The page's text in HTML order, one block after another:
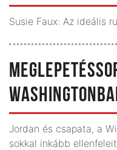
Susie Faux: Az ideális
Jordan és csapata, a
sokkal inkább